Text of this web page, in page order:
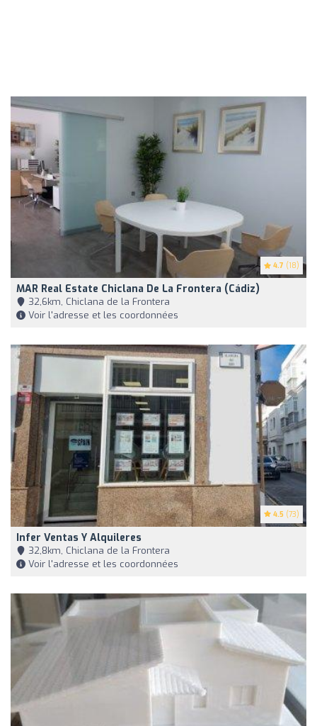
4.7 (18)
MAR Real Estate Chiclana De La Frontera (Cádiz)
32,6km, Chiclana de la Frontera
Voir l'adresse et les coordonnées
4.5 (73)
Infer Ventas Y Alquileres
32,8km, Chiclana de la Frontera
Voir l'adresse et les coordonnées